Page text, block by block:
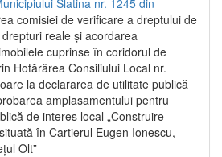
comisiei de verificare a dreptului de
reale și acordarea
cuprinse în coridorul de
Hotărârea Consiliului Local nr.
la declararea de utilitate publică
amplasamentului pentru
de interes local „Construire
în Cartierul Eugen Ionescu,
Olt”